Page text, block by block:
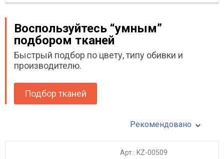
Воспользуйтесь “умным”
подбором тканей
Быстрый подбор по цвету, типу обивки и
производителю.
Подбор тканей
Рекомендовано
Арт.: KZ-00509